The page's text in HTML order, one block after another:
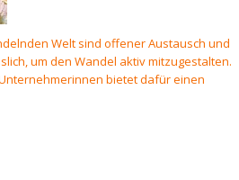
Welt sind offener Austausch und
um den Wandel aktiv mitzugestalten.
bietet dafür einen